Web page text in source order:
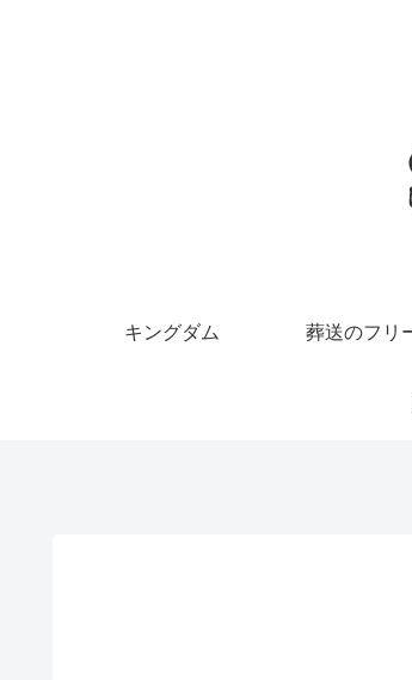
キングダム 葬送のフリ